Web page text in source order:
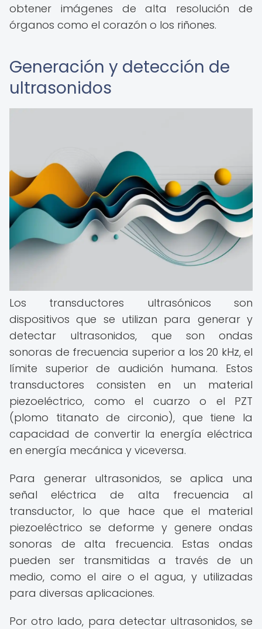
obtener imágenes de alta resolución de
órganos como el corazón o los riñones.
Generación y detección de
ultrasonidos
Los transductores ultrasónicos son
dispositivos que se utilizan para generar y
detectar ultrasonidos, que son ondas
sonoras de frecuencia superior a los 20 kHz, el
límite superior de audición humana. Estos
transductores consisten en un material
piezoeléctrico, como el cuarzo o el PZT
(plomo titanato de circonio), que tiene la
capacidad de convertir la energía eléctrica
en energía mecánica y viceversa.
Para generar ultrasonidos, se aplica una
señal eléctrica de alta frecuencia al
transductor, lo que hace que el material
piezoeléctrico se deforme y genere ondas
sonoras de alta frecuencia. Estas ondas
pueden ser transmitidas a través de un
medio, como el aire o el agua, y utilizadas
para diversas aplicaciones.
Por otro lado, para detectar ultrasonidos, se